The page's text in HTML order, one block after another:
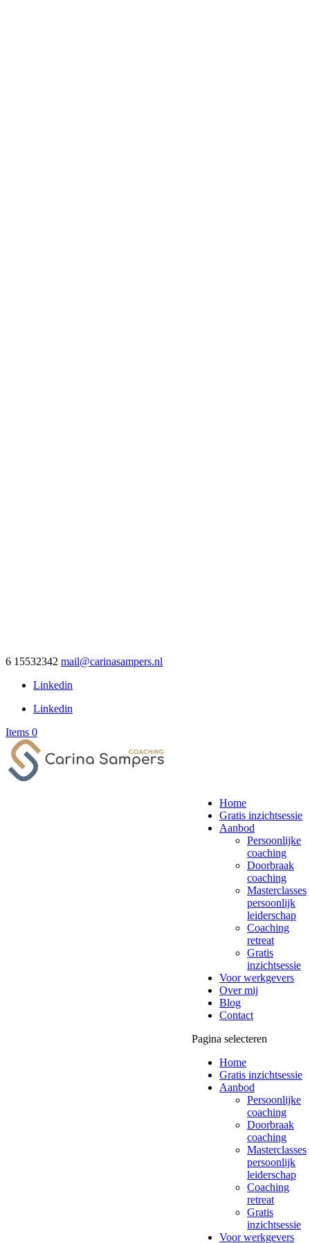
6 15532342 mail@carinasampers.nl
Linkedin
Linkedin
Items 0
Home
Gratis inzichtsessie
Aanbod
Persoonlijke
coaching
Doorbraak
coaching
Masterclasses
persoonlijk
leiderschap
Coaching
retreat
Gratis
inzichtsessie
Voor werkgevers
Over mij
Blog
Contact
Pagina selecteren
Home
Gratis inzichtsessie
Aanbod
Persoonlijke
coaching
Doorbraak
coaching
Masterclasses
persoonlijk
leiderschap
Coaching
retreat
Gratis
inzichtsessie
Voor werkgevers